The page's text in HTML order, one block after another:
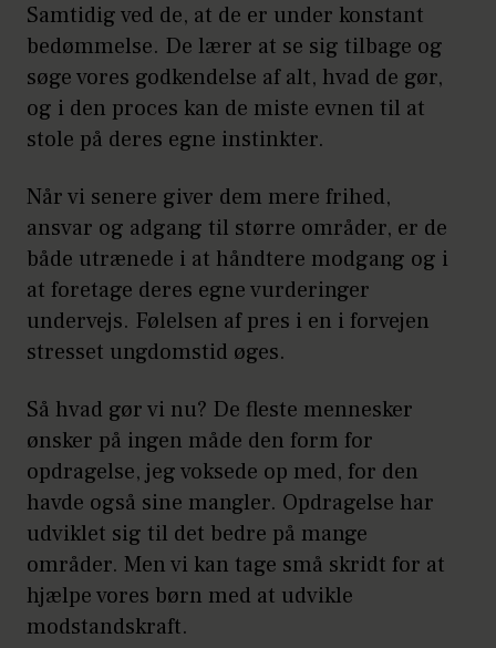
Samtidig ved de, at de er under konstant
bedømmelse. De lærer at se sig tilbage og
søge vores godkendelse af alt, hvad de gør,
og i den proces kan de miste evnen til at
stole på deres egne instinkter.
Når vi senere giver dem mere frihed,
ansvar og adgang til større områder, er de
både utrænede i at håndtere modgang og i
at foretage deres egne vurderinger
undervejs. Følelsen af pres i en i forvejen
stresset ungdomstid øges.
Så hvad gør vi nu? De fleste mennesker
ønsker på ingen måde den form for
opdragelse, jeg voksede op med, for den
havde også sine mangler. Opdragelse har
udviklet sig til det bedre på mange
områder. Men vi kan tage små skridt for at
hjælpe vores børn med at udvikle
modstandskraft.